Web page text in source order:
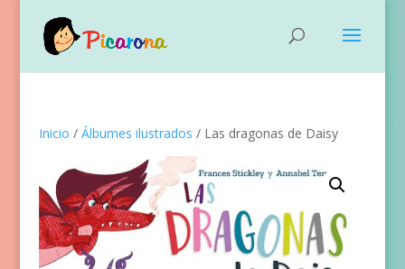
Inicio / Álbumes ilustrados / Las dragonas de Daisy